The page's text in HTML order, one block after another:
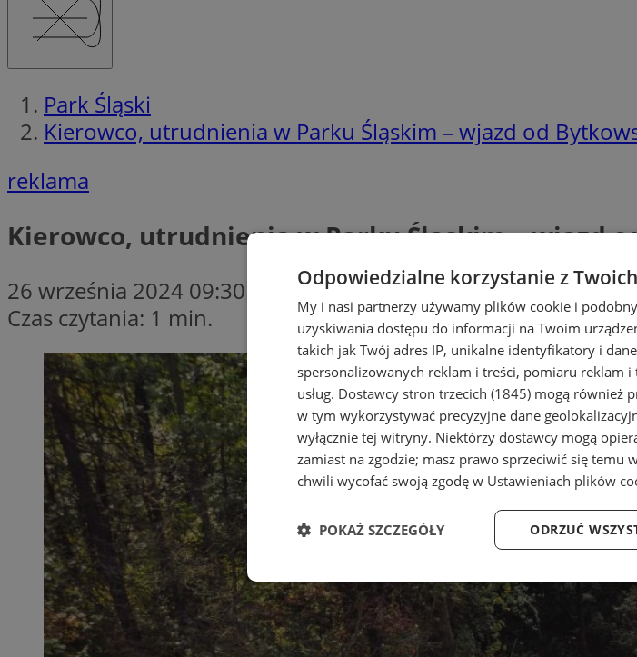
Park Śląski
Kierowco, utrudnienia w Parku Śląskim – wjazd od
reklama
Kierowco, utrudnienia w Parku Śląskim – wjazd
26 września 2024 09:30
Czas czytania: 1 min.
Odpowiedzialne korzystanie z
My i nasi partnerzy używamy plików cookie i
uzyskiwania dostępu do informacji na Twoim
takich jak Twój adres IP, unikalne identyfikatory i
spersonalizowanych reklam i treści, pomiaru reklam
usług. Dostawcy stron trzecich (1845) mogą również
w tym wykorzystywać precyzyjne dane
wyłącznie tej witryny. Niektórzy dostawcy mogą
zamiast na zgodzie; masz prawo sprzeciwić się temu
chwili wycofać swoją zgodę w Ustawieniach plików
ODRZUĆ
POKAŻ SZCZEGÓŁY
Niezbędne Wydajność